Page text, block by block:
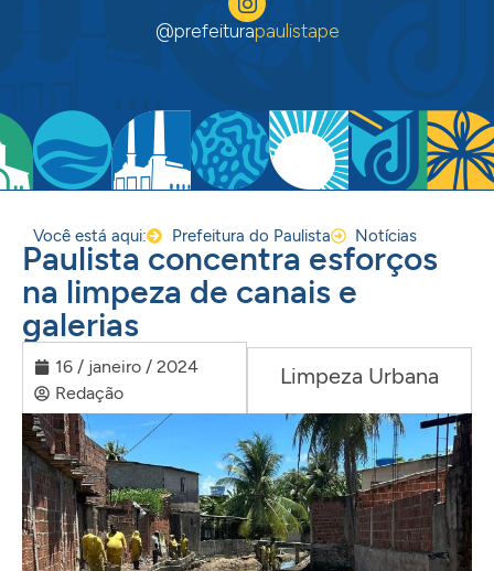
@prefeiturapaulistape
Você está aqui: Prefeitura do Paulista Notícias
Paulista concentra esforços
na limpeza de canais e
galerias
16 / janeiro / 2024
Redação
Limpeza Urbana